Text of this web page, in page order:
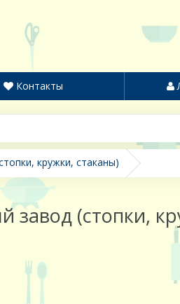
Контакты
кружки, стаканы)
(стопки,